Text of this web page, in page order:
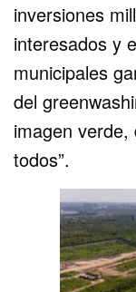
inversiones
interesados y
municipales
del
imagen verde,
todos”.